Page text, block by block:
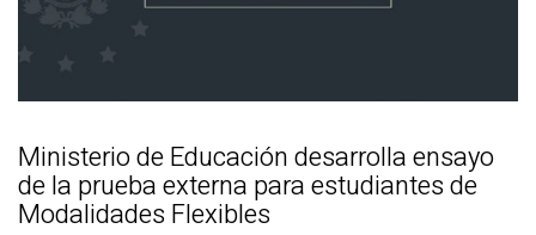
Ministerio de Educación desarrolla ensayo
de la prueba externa para estudiantes de
Modalidades Flexibles